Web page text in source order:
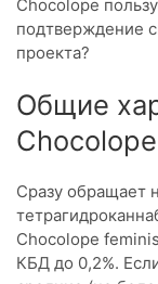
Chocolope
подтверждение
проекта?
Общие
Chocolope
Сразу обращает
Chocolope
КБД до 0,2%.